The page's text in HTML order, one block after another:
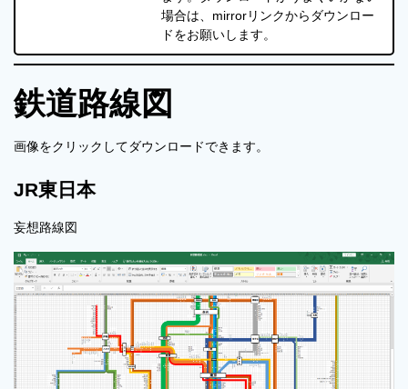
場合は、mirrorリンクからダウンロー
ドをお願いします。
鉄道路線図
画像をクリックしてダウンロードできます。
JR東日本
妄想路線図